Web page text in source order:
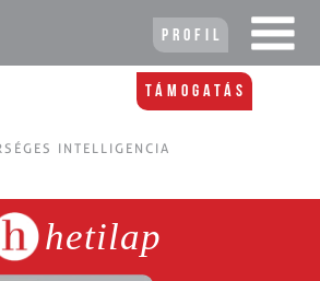
Profil
Támogatás
INTELLIGENCIA
hetilap